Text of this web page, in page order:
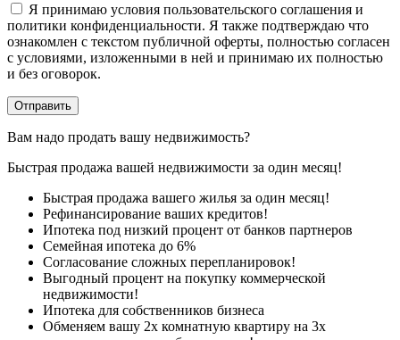
Я принимаю условия пользовательского соглашения и
политики конфиденциальности. Я также подтверждаю что
ознакомлен с текстом публичной оферты, полностью согласен
с условиями, изложенными в ней и принимаю их полностью
и без оговорок.
Вам надо продать вашу недвижимость?
Быстрая продажа вашей недвижимости за один месяц!
Быстрая продажа вашего жилья за один месяц!
Рефинансирование ваших кредитов!
Ипотека под низкий процент от банков партнеров
Семейная ипотека до 6%
Согласование сложных перепланировок!
Выгодный процент на покупку коммерческой
недвижимости!
Ипотека для собственников бизнеса
Обменяем вашу 2х комнатную квартиру на 3х